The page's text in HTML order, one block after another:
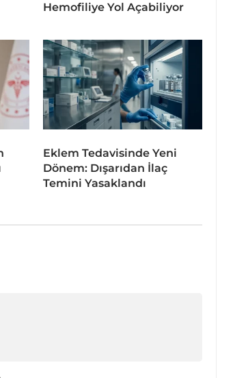
Hemofiliye Yol Açabiliyor
Eklem Tedavisinde Yeni
Dönem: Dışarıdan İlaç
Temini Yasaklandı